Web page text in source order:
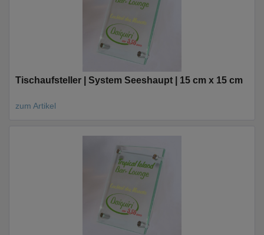
Tischaufsteller | System Seeshaupt | 15 cm x 15 cm
zum Artikel